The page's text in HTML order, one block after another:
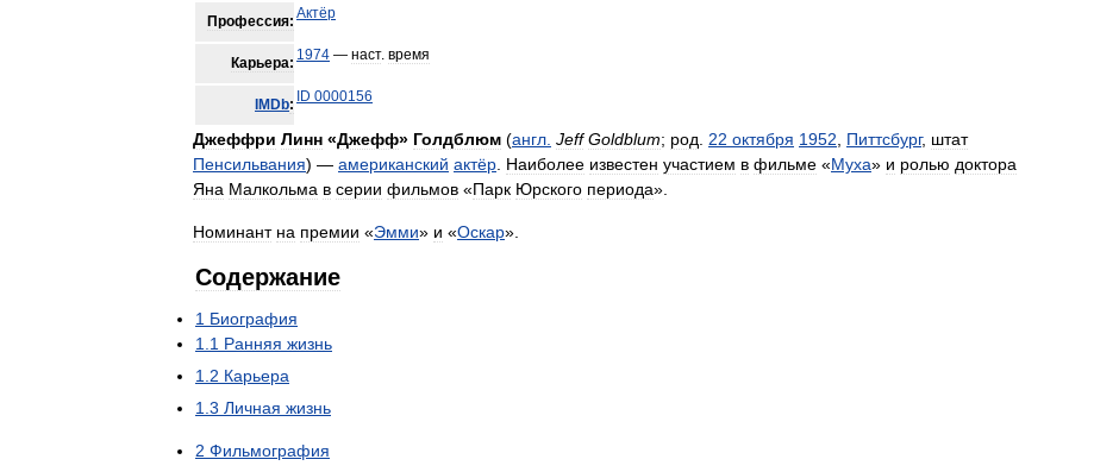
Профессия: Актёр
Карьера: 1974 — наст. время
IMDb: ID 0000156
Джеффри Линн «Джефф» Голдблюм (англ Jeff Goldblum; род 22 октября 1952 Питтсбург, штат
Пенсильвания) — американский актёр Наиболее известен участием в фильме «Муха» и ролью доктора
Яна Малкольма в серии фильмов «Парк Юрского периода».
Номинант на премии «Эмми» и «Оскар».
Содержание
1 Биография
1 1 Ранняя жизнь
1 2 Карьера
1 3 Личная жизнь
2 Фильмография